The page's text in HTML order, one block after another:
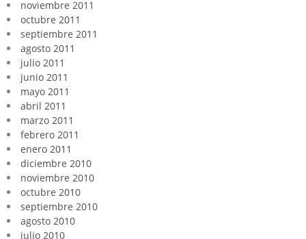
noviembre 2011
octubre 2011
septiembre 2011
agosto 2011
julio 2011
junio 2011
mayo 2011
abril 2011
marzo 2011
febrero 2011
enero 2011
diciembre 2010
noviembre 2010
octubre 2010
septiembre 2010
agosto 2010
julio 2010